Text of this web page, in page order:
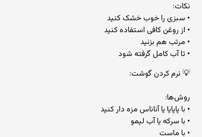
نکات:
• سبزی را خوب خشک کنید
• از روغن کافی استفاده کنید
• مرتب هم بزنید
• تا آب کامل گرفته شود
💡 نرم کردن گوشت:
روش‌ها:
• با پاپایا یا آناناس مزه دار کنید
• با سرکه یا آب لیمو
• با ماست